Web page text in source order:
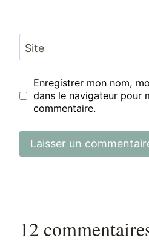
Site
Enregistrer mon nom,
dans le navigateur pour
commentaire.
12